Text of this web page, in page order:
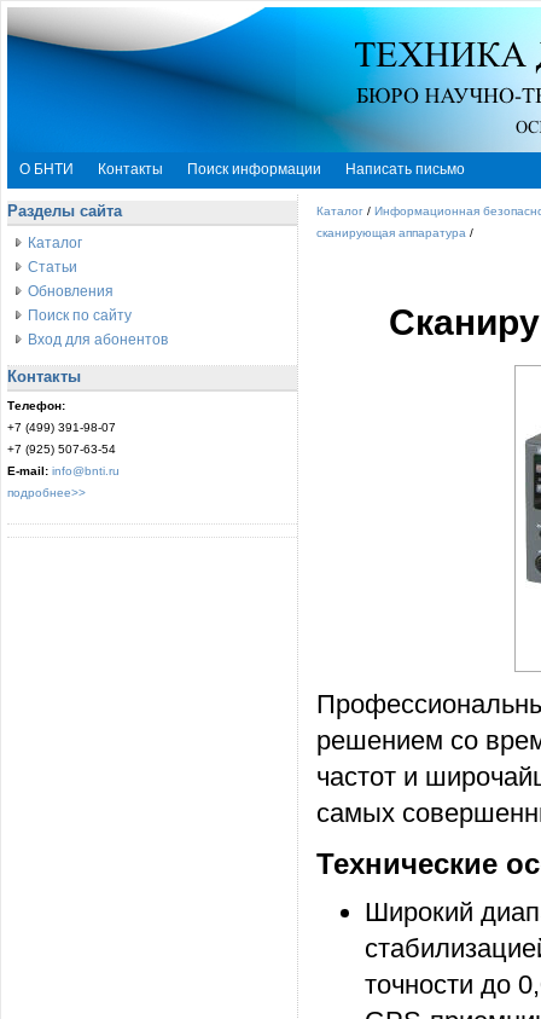
О БНТИ Контакты Поиск информации Написать письмо
Разделы сайта
Каталог
Статьи
Обновления
Поиск по сайту
Вход для абонентов
Контакты
Телефон:
+7 (499) 391-98-07
+7 (925) 507-63-54
E-mail: info@bnti.ru
подробнее>>
Каталог / Информационная
сканирующая аппаратура /
решением со
частот и
самых
Технические
Широкий
точности до